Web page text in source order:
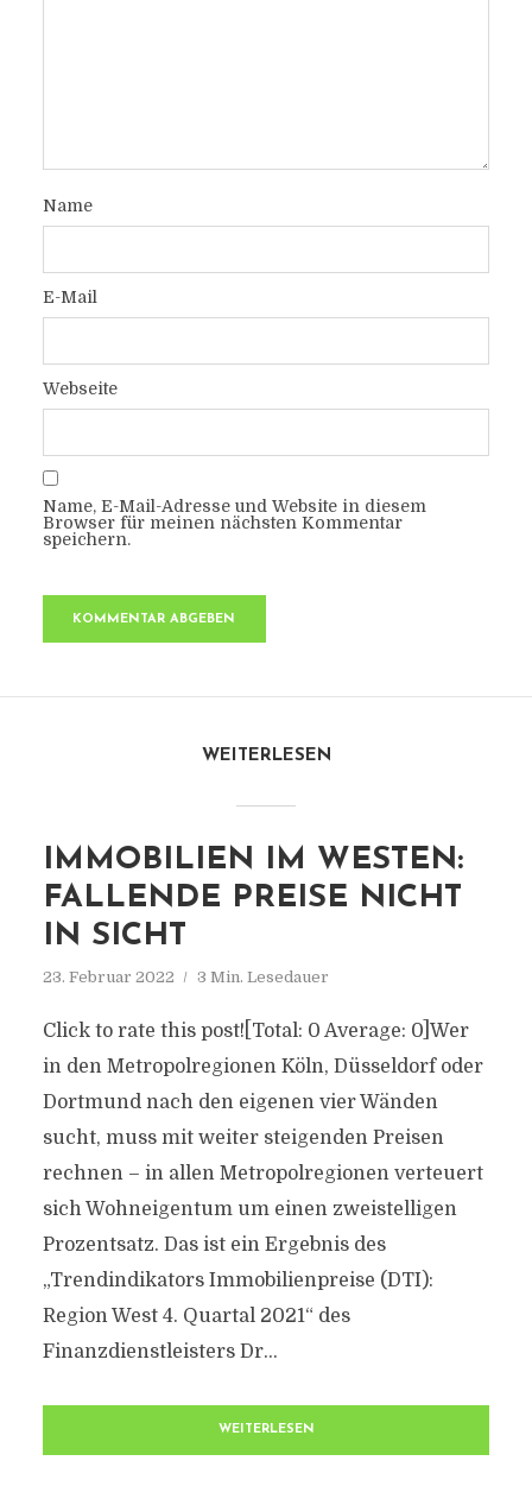
Name
E-Mail
Webseite
Name, E-Mail-Adresse und Website in diesem
Browser für meinen nächsten Kommentar
speichern.
WEITERLESEN
IMMOBILIEN IM WESTEN:
FALLENDE PREISE NICHT
IN SICHT
23. Februar 2022 3 Min. Lesedauer
Click to rate this post![Total: 0 Average: 0]Wer
in den Metropolregionen Köln, Düsseldorf oder
Dortmund nach den eigenen vier Wänden
sucht, muss mit weiter steigenden Preisen
rechnen – in allen Metropolregionen verteuert
sich Wohneigentum um einen zweistelligen
Prozentsatz. Das ist ein Ergebnis des
„Trendindikators Immobilienpreise (DTI):
Region West 4. Quartal 2021“ des
Finanzdienstleisters Dr...
WEITERLESEN